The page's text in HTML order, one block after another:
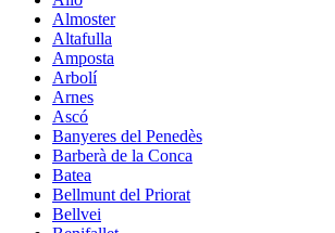
Almoster
Altafulla
Amposta
Arbolí
Arnes
Ascó
Banyeres del Penedès
Barberà de la Conca
Batea
Bellmunt del Priorat
Bellvei